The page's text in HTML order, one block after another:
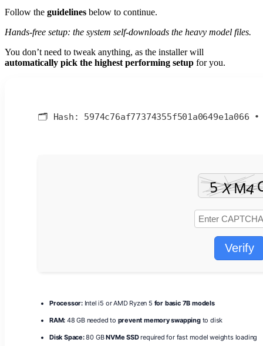
Follow the guidelines below to continue.
Hands-free setup: the system self-downloads the heavy model files.
You don’t need to tweak anything, as the installer will
automatically pick the highest performing setup for you.
🗂 Hash: 5974c76af77374355f501a0649e1a066
Verify
Processor:Intel i5 or AMD Ryzen 5 for basic 7B models
RAM: 48 GB needed to prevent memory swappingto disk
Disk Space:80 GBNVMe SSDrequired for fast model weights loading